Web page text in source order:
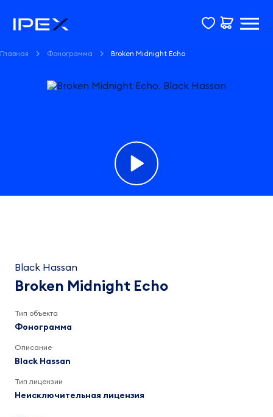
Главная Фонограмма Broken Midnight Echo
Midnight
Echo
Black
Hassan
Black Hassan
Broken Midnight Echo
Тип объекта
Фонограмма
Описание
Black Hassan
Тип лицензии
Неисключительная лицензия